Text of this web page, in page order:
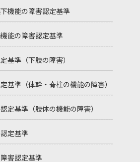
機能の障害認定基準
能の障害認定基準
基準（下肢の障害）
基準（体幹・脊柱の機能の障害）
定基準（肢体の機能の障害）
定基準
害認定基準